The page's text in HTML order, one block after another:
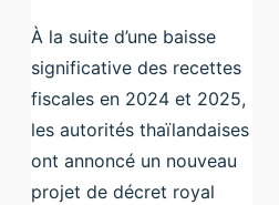
À la suite d’une baisse
significative des recettes
fiscales en 2024 et 2025,
les autorités thaïlandaises
ont annoncé un nouveau
projet de décret royal